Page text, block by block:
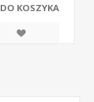
KOSZYKA